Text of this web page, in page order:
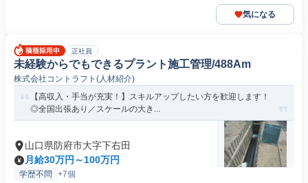
気になる
正社員
未経験からでもできるプラント施工管理/488Am
株式会社コントラフト(人材紹介)
【高収入・手当が充実！】スキルアップしたい方を歓迎します！
◎全国出張あり／スケールの大き...
山口県防府市大字下右田
月給30万円～100万円
学歴不問 +7個